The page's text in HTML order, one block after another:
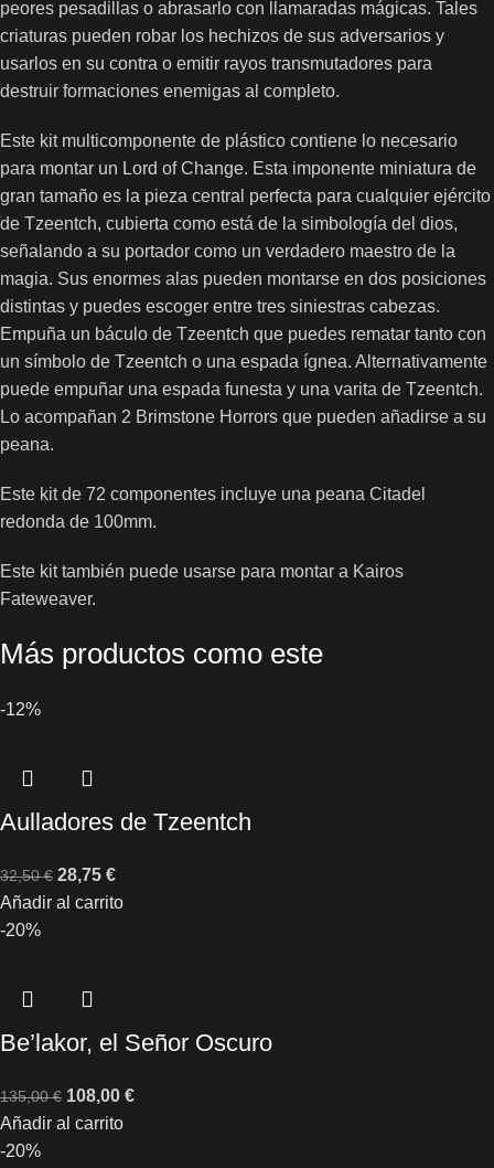
peores pesadillas o abrasarlo con llamaradas mágicas. Tales
criaturas pueden robar los hechizos de sus adversarios y
usarlos en su contra o emitir rayos transmutadores para
destruir formaciones enemigas al completo.
Este kit multicomponente de plástico contiene lo necesario
para montar un Lord of Change. Esta imponente miniatura de
gran tamaño es la pieza central perfecta para cualquier ejército
de Tzeentch, cubierta como está de la simbología del dios,
señalando a su portador como un verdadero maestro de la
magia. Sus enormes alas pueden montarse en dos posiciones
distintas y puedes escoger entre tres siniestras cabezas.
Empuña un báculo de Tzeentch que puedes rematar tanto con
un símbolo de Tzeentch o una espada ígnea. Alternativamente
puede empuñar una espada funesta y una varita de Tzeentch.
Lo acompañan 2 Brimstone Horrors que pueden añadirse a su
peana.
Este kit de 72 componentes incluye una peana Citadel
redonda de 100mm.
Este kit también puede usarse para montar a Kairos
Fateweaver.
Más productos como este
-12%
Aulladores de Tzeentch
32,50€ 28,75 €
Añadir al carrito
-20%
Be’lakor, el Señor Oscuro
135,00€ 108,00 €
Añadir al carrito
-20%